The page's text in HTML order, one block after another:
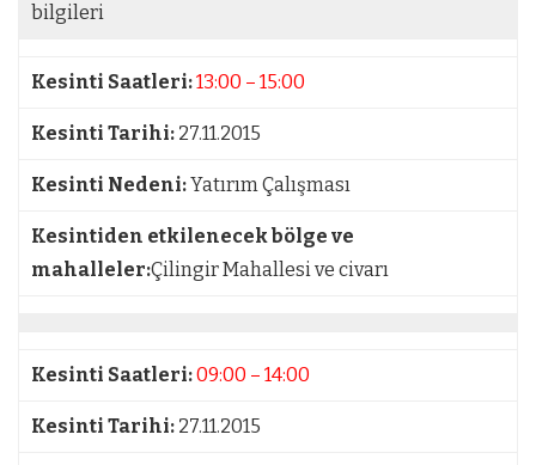
bilgileri
Kesinti Saatleri:13:00 – 15:00
Kesinti Tarihi: 27.11.2015
Kesinti Nedeni:Yatırım Çalışması
Kesintiden etkilenecek bölge ve
mahalleler:Çilingir Mahallesi ve civarı
Kesinti Saatleri:09:00 – 14:00
Kesinti Tarihi: 27.11.2015